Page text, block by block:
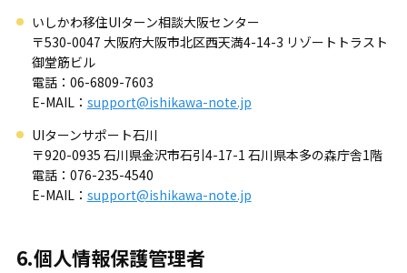
いしかわ移住UIターン相談大阪センター
〒530-0047 大阪府大阪市北区西天満4-14-3 リゾートトラスト
御堂筋ビル
電話：06-6809-7603
E-MAIL： support@ishikawa-note.jp
UIターンサポート石川
〒920-0935 石川県金沢市石引4-17-1 石川県本多の森庁舎1階
電話：076-235-4540
E-MAIL： support@ishikawa-note.jp
6.個人情報保護管理者